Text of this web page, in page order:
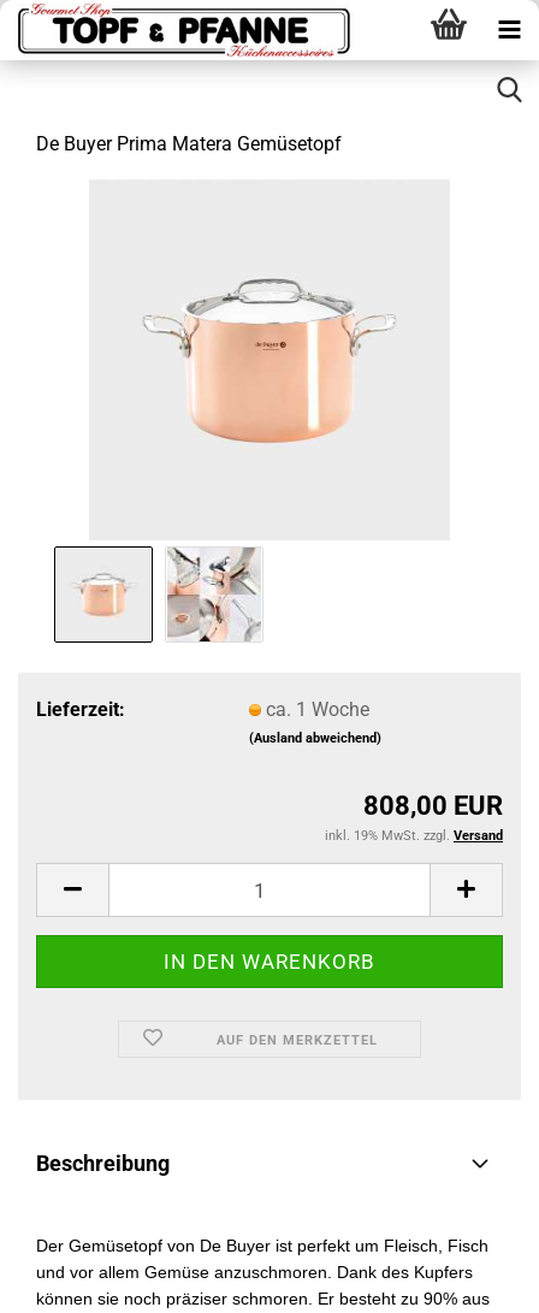
De Buyer Prima Matera Gemüsetopf
Lieferzeit: ca. 1 Woche
(Ausland abweichend)
808,00 EUR
inkl. 19% MwSt. zzgl. Versand
AUF DEN MERKZETTEL
Beschreibung
Der Gemüsetopf von De Buyer ist perfekt um Fleisch, Fisch
und vor allem Gemüse anzuschmoren. Dank des Kupfers
können sie noch präziser schmoren. Er besteht zu 90% aus